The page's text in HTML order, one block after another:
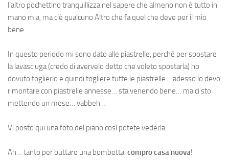
l’altro pochettino tranquillizza nel sapere che almeno non è tutto in
mano mia, ma c’è qualcuno Altro che fa quel che deve per il mio
bene.
In questo periodo mi sono dato alle piastrelle, perché per spostare
la lavasciuga (credo di avervelo detto che voleto spostarla) ho
dovuto toglierlo e quindi togliere tutte le piastrelle… adesso lo devo
rimontare con piastrelle annesse… sta venendo bene… ma ci sto
mettendo un mese… vabbeh…
Vi posto qui una foto del piano così potete vederla…
Ah… tanto per buttare una bombetta: compro casa nuova!